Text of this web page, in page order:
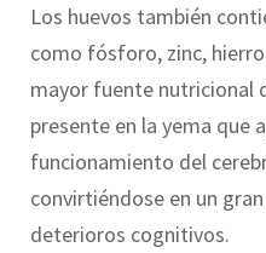
Los huevos también
como fósforo, zinc,
mayor fuente nutricional
presente en la yema que
funcionamiento del
convirtiéndose en un
deterioros cognitivos.